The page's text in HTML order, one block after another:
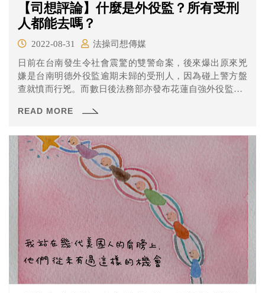
【司想評論】什麼是外役監？所有受刑
人都能去嗎？
2022-08-31
法操司想傳媒
日前在台南發生令社會震驚的雙警命案，後來爆出原來兇
嫌是台南明德外役監逾期未歸的受刑人，因為碰上警方盤
查就憤而行兇。而數日後法務部亦發布花蓮自強外役監有2
點。 究竟什麼是外役監？為什麼受刑人還可以返家探親？
READ MORE